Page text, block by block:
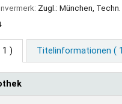
Zugl.: München,
1 ) Titelinformationen (